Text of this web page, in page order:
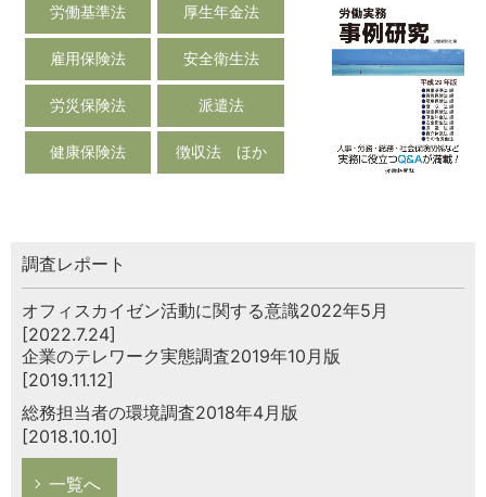
労働基準法 厚生年金法
雇用保険法 安全衛生法
労災保険法 派遣法
健康保険法 徴収法 ほか
調査レポート
オフィスカイゼン活動に関する意識2022年5月
[2022.7.24]
企業のテレワーク実態調査2019年10月版
[2019.11.12]
総務担当者の環境調査2018年4月版
[2018.10.10]
一覧へ